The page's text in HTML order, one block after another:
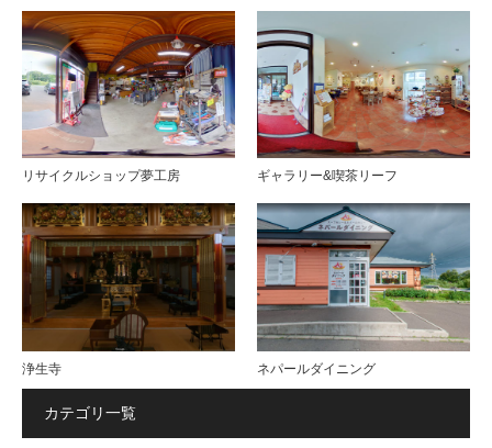
リサイクルショップ夢工房 ギャラリー&喫茶リーフ
浄生寺 ネパールダイニング
カテゴリ一覧